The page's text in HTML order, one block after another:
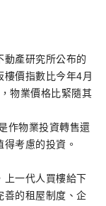
動產研究所公布的
價指數比今年4月
物業價格比緊隨其
作物業投資轉售還
得考慮的投資。
上一代人買樓給下
善的租屋制度、企